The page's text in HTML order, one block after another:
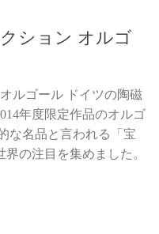
ション オルゴ
ルゴール ドイツの陶磁
年度限定作品のオルゴ
な名品と言われる「宝
の注目を集めました。